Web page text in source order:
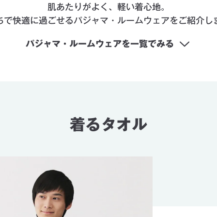
肌あたりがよく、軽い着心地。
で快適に過ごせるパジャマ・ルームウェアをご紹介し
パジャマ・ルームウェアを一覧でみる
着るタオル